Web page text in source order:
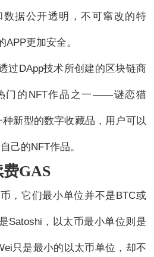
数据公开透明，不可窜改的特
更加安全。
过DApp技术所创建的区块链商
门的NFT作品之一——谜恋猫
新型的数字收藏品，用户可以
己的NFT作品。
GAS
，它们最小单位并不是BTC或
Satoshi，以太币最小单位则是
只是最小的以太币单位，却不